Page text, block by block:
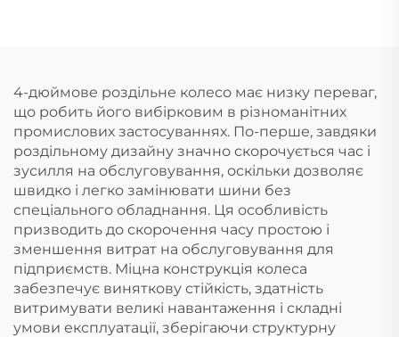
4-дюймове роздільне колесо має низку переваг,
що робить його вибірковим в різноманітних
промислових застосуваннях. По-перше, завдяки
роздільному дизайну значно скорочується час і
зусилля на обслуговування, оскільки дозволяє
швидко і легко замінювати шини без
спеціального обладнання. Ця особливість
призводить до скорочення часу простою і
зменшення витрат на обслуговування для
підприємств. Міцна конструкція колеса
забезпечує виняткову стійкість, здатність
витримувати великі навантаження і складні
умови експлуатації, зберігаючи структурну